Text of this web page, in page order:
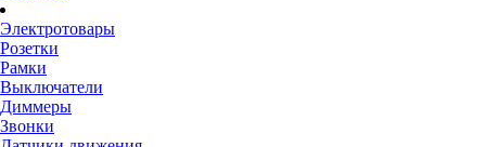
Электротовары
Розетки
Рамки
Выключатели
Диммеры
Звонки